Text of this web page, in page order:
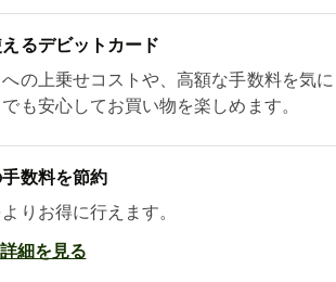
るデビットカード
の上乗せコストや、高額な手数料を気に
も安心してお買い物を楽しめます。
数料を節約
りお得に行えます。
詳細を見る